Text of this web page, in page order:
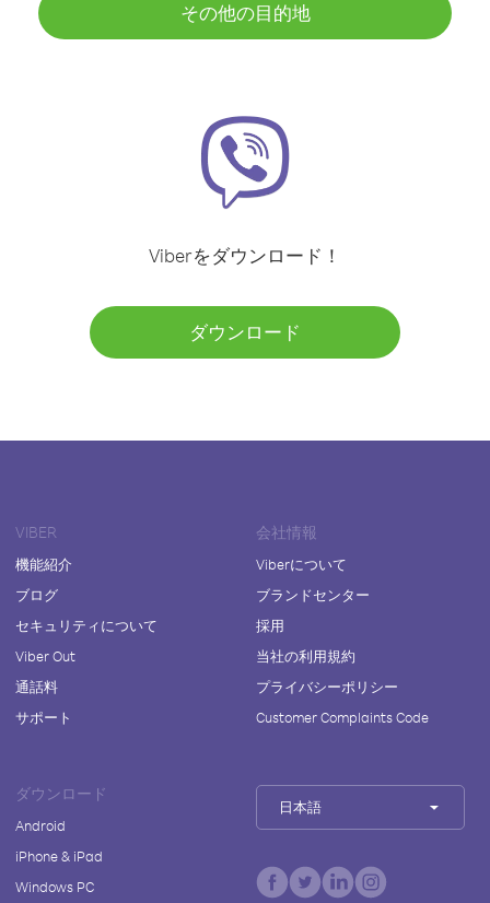
その他の目的地
Viberをダウンロード！
ダウンロード
VIBER
機能紹介
ブログ
セキュリティについて
Viber Out
通話料
サポート
会社情報
Viberについて
ブランドセンター
採用
当社の利用規約
プライバシーポリシー
Customer Complaints Code
ダウンロード
Android
iPhone & iPad
Windows PC
日本語